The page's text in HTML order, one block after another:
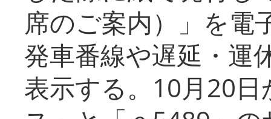
席のご案内）」を電
発車番線や遅延・運
表示する。10月20